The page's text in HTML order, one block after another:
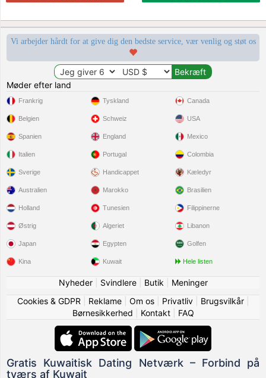
Vi arbejder hårdt for at give dig den bedste service, vær venlig og støt os
Møder efter land
Frankrig
Belgien
Spanien
Italien
Sverige
Tyskland
Schweiz
England
Portugal
Handicappet
Canada
USA
Mexico
Colombia
Kæledyr
Australien
Holland
Østrig
Japan
Kina
Marokko
Tunesien
Algeriet
Egypten
Kuwait
Brasilien
Filippinerne
Libanon
Golfen
Hele listen
Nyheder| Svindlere| Butik
Meninger
Cookies & GDPR
Reklame| Om os| Privatliv| Brugsvilkår|
Børnesikkerhed
Kontakt| FAQ
Gratis Kuwaitisk Dating Netværk – Forbind på
tværs af Kuwait